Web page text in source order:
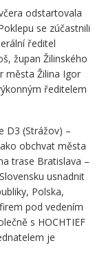
odstartovala
se zúčastnili
ředitel
župan Žilinského
města Žilina Igor
ředitelem
D3 (Strážov) –
obchvat města
trase Bratislava –
usnadnit
Polska,
pod vedením
s HOCHTIEF
je